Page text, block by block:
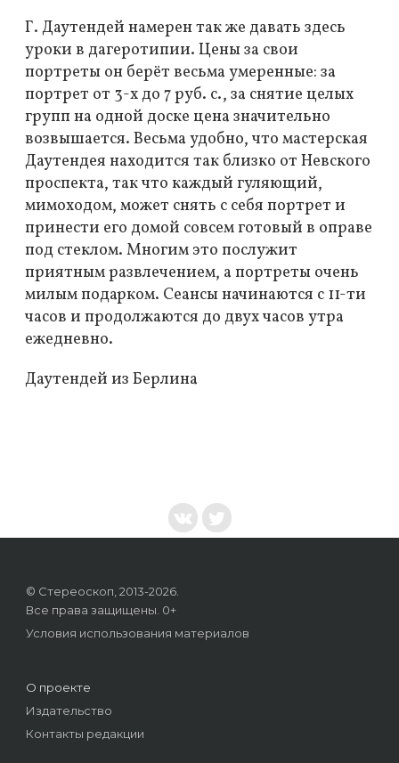
Г. Даутендей намерен так же давать здесь
уроки в дагеротипии. Цены за свои
портреты он берёт весьма умеренные: за
портрет от 3-х до 7 руб. с., за снятие целых
групп на одной доске цена значительно
возвышается. Весьма удобно, что мастерская
Даутендея находится так близко от Невского
проспекта, так что каждый гуляющий,
мимоходом, может снять с себя портрет и
принести его домой совсем готовый в оправе
под стеклом. Многим это послужит
приятным развлечением, а портреты очень
милым подарком. Сеансы начинаются с 11-ти
часов и продолжаются до двух часов утра
ежедневно.
Даутендей из Берлина
© Стереоскоп, 2013-2026.
Все права защищены. 0+
Условия использования материалов
О проекте
Издательство
Контакты редакции